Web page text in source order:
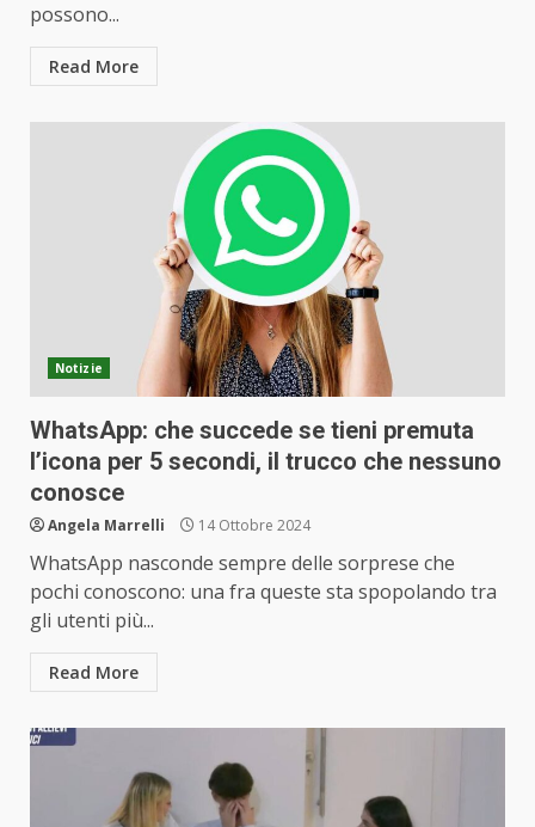
possono...
Read More
Notizie
WhatsApp: che succede se tieni premuta
l’icona per 5 secondi, il trucco che nessuno
conosce
Angela Marrelli 14 Ottobre 2024
WhatsApp nasconde sempre delle sorprese che
pochi conoscono: una fra queste sta spopolando tra
gli utenti più...
Read More